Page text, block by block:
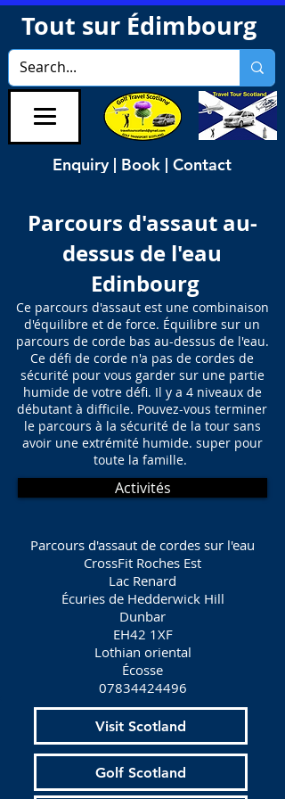
Tout sur Édimbourg
Enquiry | Book | Contact
Parcours d'assaut au-
dessus de l'eau
​ Edinbourg
Ce parcours d'assaut est une combinaison
d'équilibre et de force. Équilibre sur un
parcours de corde bas au-dessus de l'eau.
Ce défi de corde n'a pas de cordes de
sécurité pour vous garder sur une partie
humide de votre défi. Il y a 4 niveaux de
débutant à difficile. Pouvez-vous terminer
le parcours à la sécurité de la tour sans
avoir une extrémité humide. super pour
toute la famille.
Activités
Parcours d'assaut de cordes sur l'eau
CrossFit Roches Est
Lac Renard
Écuries de Hedderwick Hill
Dunbar
EH42 1XF
Lothian oriental
Écosse
07834424496
Visit Scotland
Golf Scotland